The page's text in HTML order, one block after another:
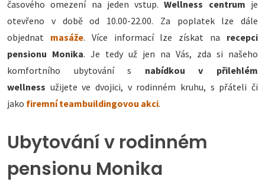
časového omezení na jeden vstup.Wellness centrum je
otevřeno v době od 10.00-22.00. Za poplatek lze dále
objednat masáže. Více informací lze získat na recepci
pensionu Monika. Je tedy už jen na Vás, zda si našeho
komfortního ubytování s nabídkou v přilehlém
wellness užijete ve dvojici, v rodinném kruhu, s přáteli či
jako firemní teambuildingovou akci.
Ubytování v rodinném
pensionu Monika